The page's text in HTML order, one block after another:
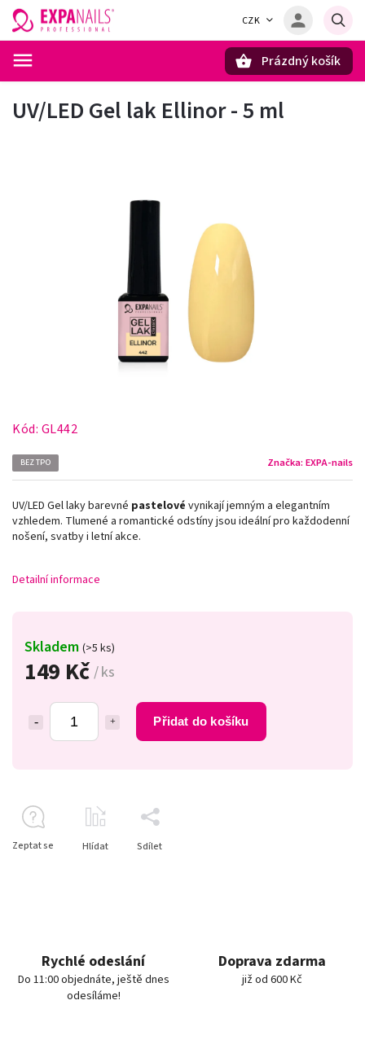
CZK
Prázdný košík
UV/LED Gel lak Ellinor - 5 ml
Kód: GL442
BEZ TPO Značka: EXPA-nails
149 Kč / ks
Přidat do košíku
Skladem (>5 ks)
UV/LED Gel laky barevné pastelové vynikají jemným a elegantním
vzhledem. Tlumené a romantické odstíny jsou ideální pro každodenní
nošení, svatby i letní akce.
Detailní informace
Zeptat se Hlídat Sdílet
Rychlé odeslání
Do 11:00 objednáte, ještě dnes
odesíláme!
Doprava zdarma
již od 600 Kč